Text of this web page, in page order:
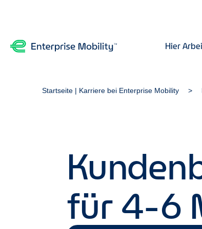
Hier
Startseite | Karriere bei Enterprise Mobility
für 4-6